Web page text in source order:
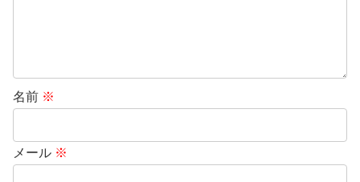
名前 ※
メール ※